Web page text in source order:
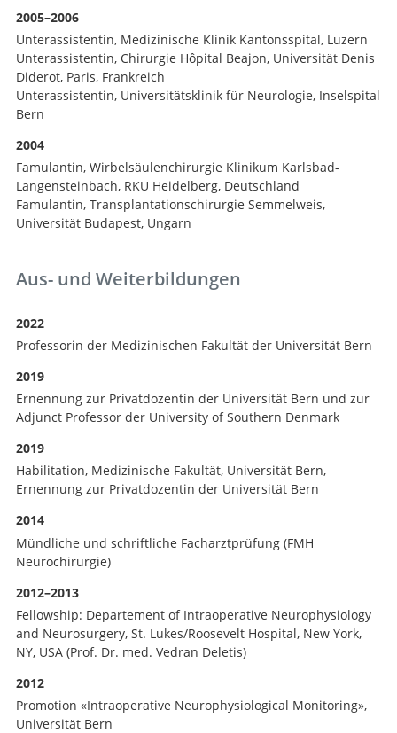
2005–2006
Unterassistentin, Medizinische Klinik Kantonsspital, Luzern
Unterassistentin, Chirurgie Hôpital Beajon, Universität Denis
Diderot, Paris, Frankreich
Unterassistentin, Universitätsklinik für Neurologie, Inselspital
Bern
2004
Famulantin, Wirbelsäulenchirurgie Klinikum Karlsbad-
Langensteinbach, RKU Heidelberg, Deutschland
Famulantin, Transplantationschirurgie Semmelweis,
Universität Budapest, Ungarn
Aus- und Weiterbildungen
2022
Professorin der Medizinischen Fakultät der Universität Bern
2019
Ernennung zur Privatdozentin der Universität Bern und zur
Adjunct Professor der University of Southern Denmark
2019
Habilitation, Medizinische Fakultät, Universität Bern,
Ernennung zur Privatdozentin der Universität Bern
2014
Mündliche und schriftliche Facharztprüfung (FMH
Neurochirurgie)
2012–2013
Fellowship: Departement of Intraoperative Neurophysiology
and Neurosurgery, St. Lukes/Roosevelt Hospital, New York,
NY, USA (Prof. Dr. med. Vedran Deletis)
2012
Promotion «Intraoperative Neurophysiological Monitoring»,
Universität Bern